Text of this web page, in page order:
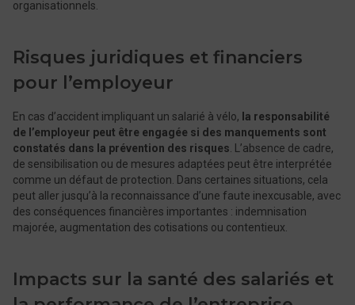
organisationnels.
Risques juridiques et financiers
pour l’employeur
En cas d’accident impliquant un salarié à vélo, la responsabilité
de l’employeur peut être engagée si des manquements sont
constatés dans la prévention des risques . L’absence de cadre,
de sensibilisation ou de mesures adaptées peut être interprétée
comme un défaut de protection. Dans certaines situations, cela
peut aller jusqu’à la reconnaissance d’une faute inexcusable, avec
des conséquences financières importantes : indemnisation
majorée, augmentation des cotisations ou contentieux.
Impacts sur la santé des salariés et